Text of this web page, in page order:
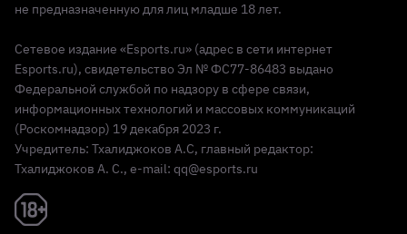
Реклама 18+
не предназначенную для лиц младше 18 лет.
Сетевое издание «Esports.ru» (адрес в сети интернет
Esports.ru), свидетельство Эл № ФС77-86483 выдано
Федеральной службой по надзору в сфере связи,
информационных технологий и массовых коммуникаций
(Роскомнадзор) 19 декабря 2023 г.
Учредитель: Тхалиджоков А.С, главный редактор:
Тхалиджоков А. С., e-mail: qq@esports.ru